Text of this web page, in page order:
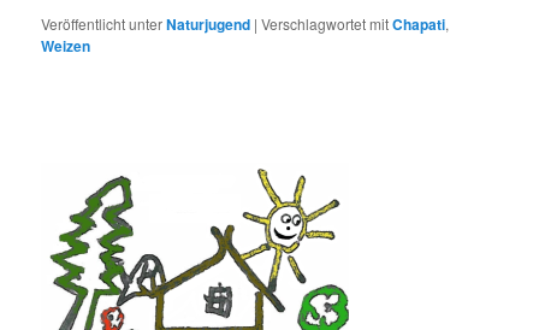
Veröffentlicht unterNaturjugend |Verschlagwortet mitChapati,
Weizen